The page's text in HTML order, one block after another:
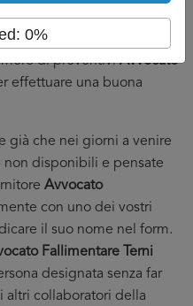
di preventiviAvvocato
effettuare una buona
già che nei giorni a venire
disponibili e pensate
Avvocato
con uno dei vostri
il suo nome nel form.
Fallimentare Terni
designata senza far
altri collaboratori della
0%